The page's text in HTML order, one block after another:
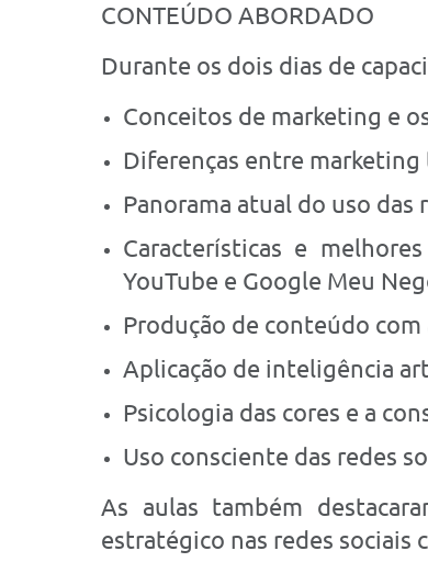
CONTEÚDO ABORDADO
Durante os dois dias de
Conceitos de marketing e
Diferenças entre
Panorama atual do uso das
Características e
YouTube e Google Meu
Produção de conteúdo
Aplicação de inteligência
Psicologia das cores e a
Uso consciente das redes
As aulas também
estratégico nas redes